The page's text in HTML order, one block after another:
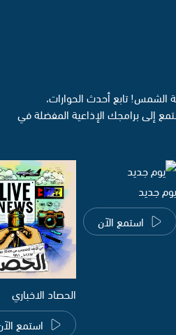
الشمس! تابع أحدث الحوارات،
إلى برامجك الإذاعية المفضلة في
يوم جديد
استمع الآن
الحصاد الاخباري
استمع